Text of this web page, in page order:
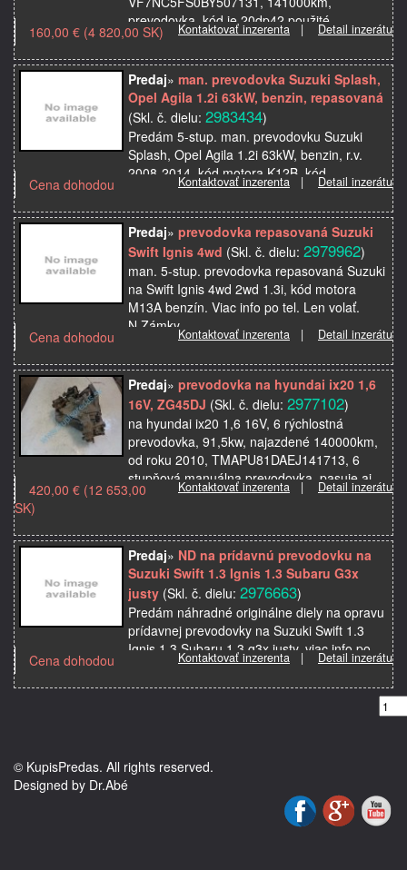
prevodovka, kód je 20dp42 použité
originálne autosúčiastky z autovrako…
Kontaktovať inzerenta | Detail inzerátu
160,00 € (4 820,00 SK)
Predaj» man. prevodovka Suzuki Splash,
Opel Agila 1.2i 63kW, benzin, repasovaná
(Skl. č. dielu: 2983434)
Predám 5-stup. man. prevodovku Suzuki
Splash, Opel Agila 1.2i 63kW, benzin, r.v.
2008-2014, kód motora K12B, kód
prevodovky K12B, je repasovaná, Vašu starú
prevodovku treba vrátiť…
Kontaktovať inzerenta | Detail inzerátu
Cena dohodou
Predaj» prevodovka repasovaná Suzuki
Swift Ignis 4wd (Skl. č. dielu: 2979962)
man. 5-stup. prevodovka repasovaná Suzuki
na Swift Ignis 4wd 2wd 1.3i, kód motora
M13A benzín. Viac info po tel. Len volať.
N.Zámky.Kontaktovať inzerenta | Detail inzerátu
Cena dohodou
Predaj» prevodovka na hyundai ix20 1,6
16V, ZG45DJ (Skl. č. dielu: 2977102)
na hyundai ix20 1,6 16V, 6 rýchlostná
prevodovka, 91,5kw, najazdené 140000km,
od roku 2010, TMAPU81DAEJ141713, 6
stupňová manuálna prevodovka, pasuje aj
na kia venga, použité or…
Kontaktovať inzerenta | Detail inzerátu
420,00 € (12 653,00
SK)
Predaj» ND na prídavnú prevodovku na
Suzuki Swift 1.3 Ignis 1.3 Subaru G3x
justy (Skl. č. dielu: 2976663)
Predám náhradné originálne diely na opravu
prídavnej prevodovky na Suzuki Swift 1.3
Ignis 1.3 Subaru 1.3 g3x justy, viac info po
tel. Cena je dohodou. Foto dielu pošlem do
mailu. …
Kontaktovať inzerenta | Detail inzerátu
Cena dohodou
© KupisPredas. All rights reserved.
Designed by Dr.Abé